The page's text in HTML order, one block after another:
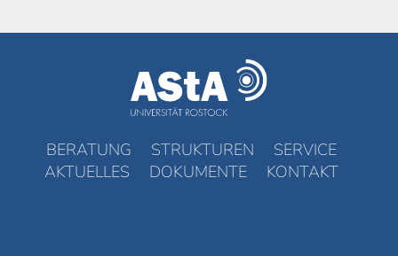
BERATUNG STRUKTUREN
SERVICE
AKTUELLES
DOKUMENTE KONTAKT